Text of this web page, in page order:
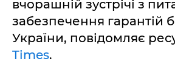
вчорашній зустрічі з
забезпечення гарантій
України, повідомляє
Times.